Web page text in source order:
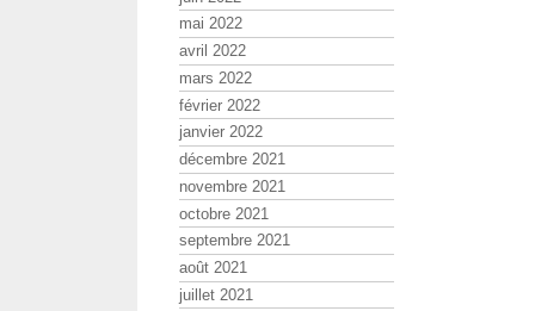
mai 2022
avril 2022
mars 2022
février 2022
janvier 2022
décembre 2021
novembre 2021
octobre 2021
septembre 2021
août 2021
juillet 2021